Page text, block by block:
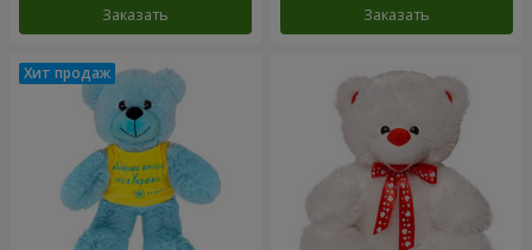
Заказать Заказать